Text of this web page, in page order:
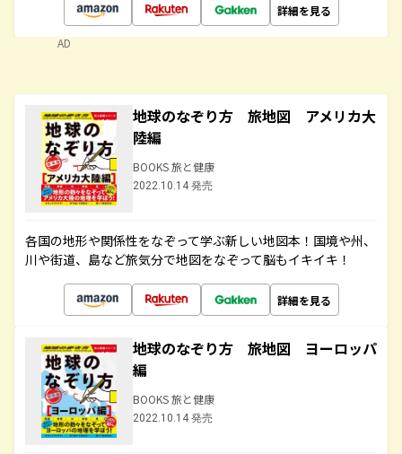
詳細を見る
AD
地球のなぞり方 旅地図 アメリカ大
陸編
BOOKS 旅と健康
2022.10.14 発売
各国の地形や関係性をなぞって学ぶ新しい地図本！国境や州、
川や街道、島など旅気分で地図をなぞって脳もイキイキ！
詳細を見る
地球のなぞり方 旅地図 ヨーロッパ
編
BOOKS 旅と健康
2022.10.14 発売